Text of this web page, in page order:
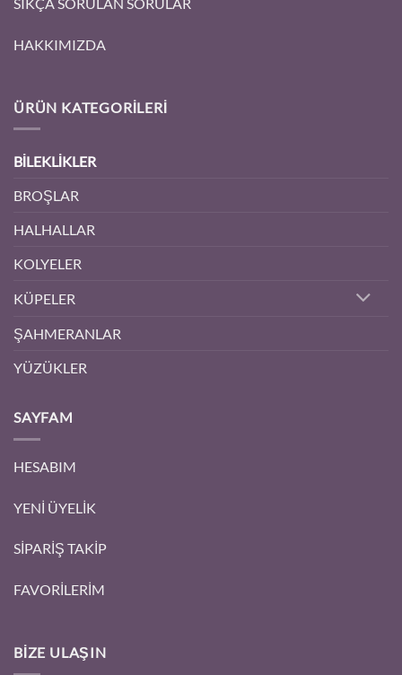
SIKÇA SORULAN SORULAR
HAKKIMIZDA
ÜRÜN KATEGORILERI
BİLEKLİKLER
BROŞLAR
HALHALLAR
KOLYELER
KÜPELER
ŞAHMERANLAR
YÜZÜKLER
SAYFAM
HESABIM
YENİ ÜYELİK
SİPARİŞ TAKİP
FAVORİLERİM
BIZE ULAŞIN